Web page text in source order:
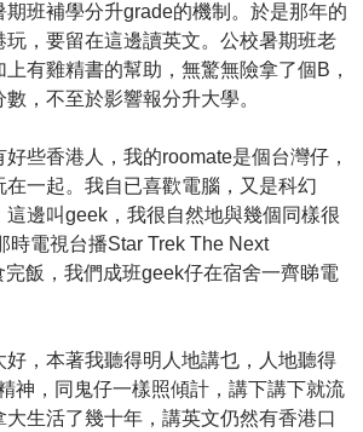
班補學分升grade的機制。於是那年的
玩，要留在這邊讀英文。公校暑期班老
有雞精書的幫助，無驚無險拿了個B，
，不至於影響報分升大學。
些香港人，我的roomate是個台灣仔，
一起。我自已喜歡電腦，又是科幻
邊叫geek，我很自然地與幾個同樣很
時電視台播Star Trek The Next
飯，我們成班geek仔在宿舍一齊睇電
好，本著我聽得明人地講乜，人地聽得
神，同鬼仔一樣照傾計，講下講下就流
生活了幾十年，講英文仍然有香港口